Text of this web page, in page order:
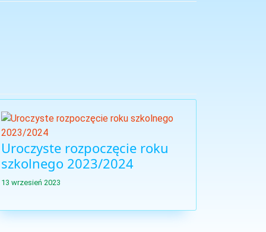
Uroczyste rozpoczęcie roku
szkolnego 2023/2024
13 wrzesień 2023